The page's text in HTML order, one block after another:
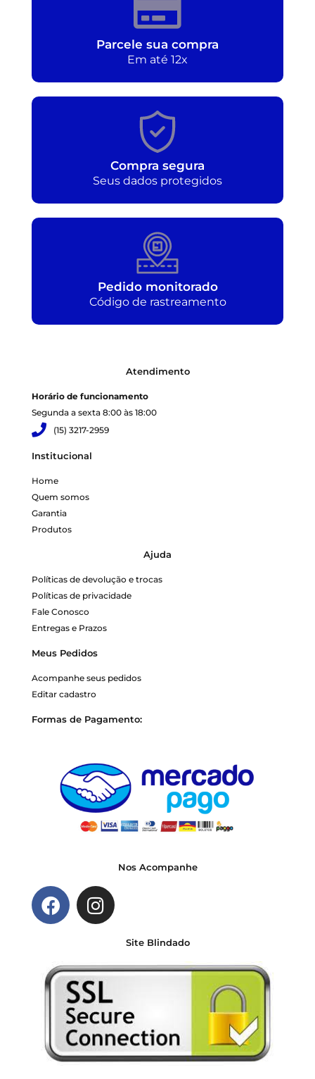
Parcele sua compra
Em até 12x
Compra segura
Seus dados protegidos
Pedido monitorado
Código de rastreamento
Atendimento
Horário de funcionamento
Segunda a sexta 8:00 às 18:00
(15) 3217-2959
Institucional
Home
Quem somos
Garantia
Produtos
Ajuda
Políticas de devolução e trocas
Políticas de privacidade
Fale Conosco
Entregas e Prazos
Meus Pedidos
Acompanhe seus pedidos
Editar cadastro
Formas de Pagamento:
Nos Acompanhe
Site Blindado